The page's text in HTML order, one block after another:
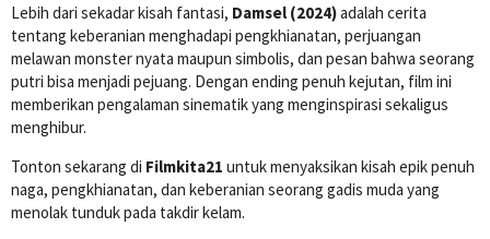
Lebih dari sekadar kisah fantasi, Damsel (2024)adalah cerita
tentang keberanian menghadapi pengkhianatan, perjuangan
melawan monster nyata maupun simbolis, dan pesan bahwa seorang
putri bisa menjadi pejuang. Dengan ending penuh kejutan, film ini
memberikan pengalaman sinematik yang menginspirasi sekaligus
menghibur.
Tonton sekarang di Filmkita21 untuk menyaksikan kisah epik penuh
naga, pengkhianatan, dan keberanian seorang gadis muda yang
menolak tunduk pada takdir kelam.